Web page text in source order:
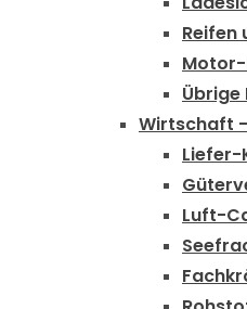
Reifen
Motor-
Übrige
Wirtschaft
Liefer-
Luft-